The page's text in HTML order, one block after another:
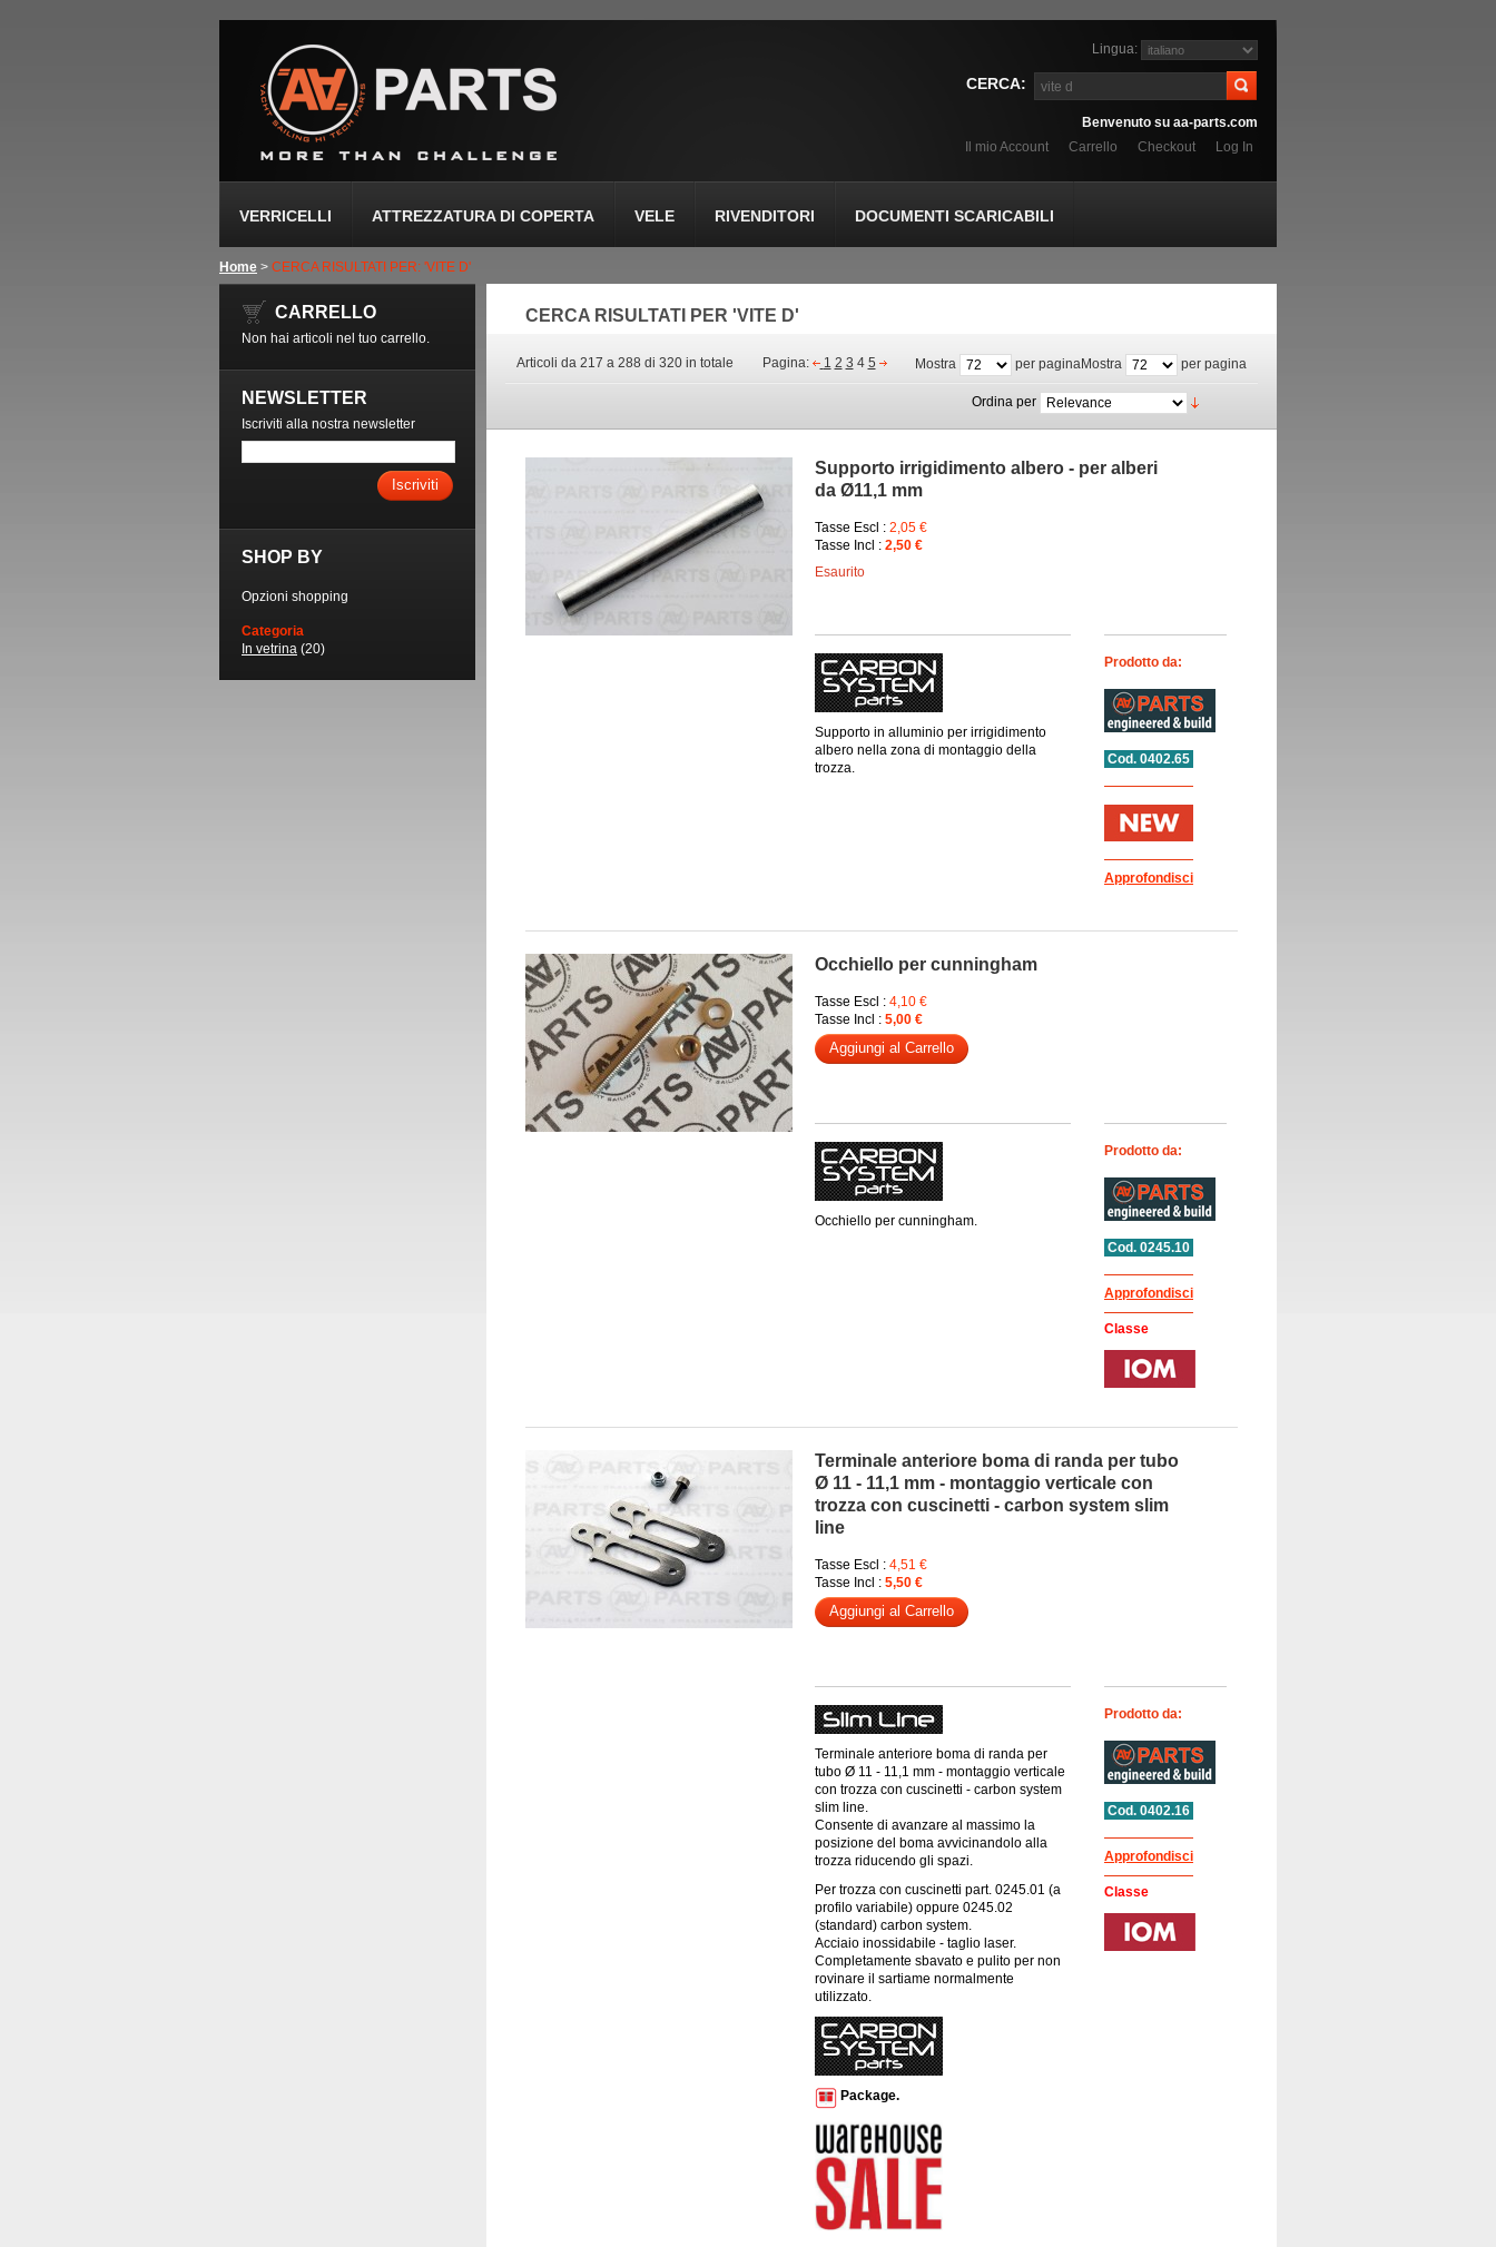
Lingua:
CERCA:
Benvenuto su aa-parts.com
Il mio Account
Carrello Checkout Log In
VERRICELLI ATTREZZATURA DI COPERTA VELE RIVENDITORI DOCUMENTI SCARICABILI
Home > CERCA RISULTATI PER: 'VITE D'
CERCA RISULTATI PER 'VITE D'
Articoli da 217 a 288 di 320 in totale Mostra per pagina
Mostra per pagina
Pagina: 1 2 3 4 5
Ordina per
Supporto irrigidimento albero - per alberi
da Ø11,1 mm
Tasse Escl : 2,05 €
Tasse Incl : 2,50 €
Esaurito
Supporto in alluminio per irrigidimento
albero nella zona di montaggio della
trozza.
Prodotto da:
Cod. 0402.65
Approfondisci
Occhiello per cunningham
Tasse Escl : 4,10 €
Tasse Incl : 5,00 €
Aggiungi al Carrello
Occhiello per cunningham.
Prodotto da:
Cod. 0245.10
Approfondisci
Classe
Terminale anteriore boma di randa per tubo
Ø 11 - 11,1 mm - montaggio verticale con
trozza con cuscinetti - carbon system slim
line
Tasse Escl : 4,51 €
Tasse Incl : 5,50 €
Aggiungi al Carrello
Terminale anteriore boma di randa per
tubo Ø 11 - 11,1 mm - montaggio verticale
con trozza con cuscinetti - carbon system
slim line.
Consente di avanzare al massimo la
posizione del boma avvicinandolo alla
trozza riducendo gli spazi.
Per trozza con cuscinetti part. 0245.01 (a
profilo variabile) oppure 0245.02
(standard) carbon system.
Acciaio inossidabile - taglio laser.
Completamente sbavato e pulito per non
rovinare il sartiame normalmente
utilizzato.
Package.
Prodotto da:
Cod. 0402.16
Approfondisci
Classe
CARRELLO
Non hai articoli nel tuo carrello.
NEWSLETTER
Iscriviti alla nostra newsletter
Iscriviti
SHOP BY
Opzioni shopping
Categoria
In vetrina (20)